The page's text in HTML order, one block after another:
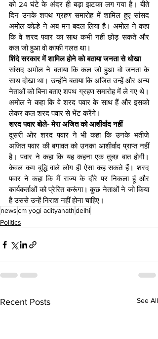
को 24 घंटे के अंदर ही बड़ा झटका लग गया है। बीते
दिन उनके शपथ ग्रहण समारोह में शामिल हुए सांसद
अमोल कोल्हे ने अब मन बदल लिया है। अमोल ने कहा
कि वे शरद पवार का साथ कभी नहीं छोड़ सकते और
कल जो हुआ वो काफी गलत था।
शिंदे सरकार में शामिल होने को बताया जनता से धोखा
सांसद अमोल ने बताया कि कल जो हुआ वो जनता के
साथ दोखा था। उन्होंने बताया कि अजित उन्हें और अन्य
नेताओं को बिना बताए शपथ ग्रहण समारोह में ले गए थे।
अमोल ने कहा कि वे शरद पवार के साथ हैं और इसको
लेकर कल शरद पवार से भेंट करेंगे।
शरद पवार बोले- मेरा अजित को आशीर्वाद नहीं
दूसरी ओर शरद पवार ने भी कहा कि उनके भतीजे
अजित पवार की बगावत को उनका आशीर्वाद प्राप्त नहीं
है। पवार ने कहा कि यह कहना एक तुच्छ बात होगी।
केवल कम बुद्धि वाले लोग ही ऐसा कह सकते हैं। शरद
पवार ने कहा कि मैं राज्य के दौरे पर निकला हूं और
कार्यकर्ताओं को प्रेरित करूंगा। कुछ नेताओं ने जो किया
है उससे उन्हें निराश नहीं होना चाहिए।
newscm yogi adityanathdelhi
Politics
Recent Posts See All